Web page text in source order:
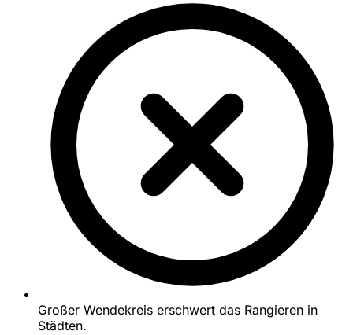
Großer Wendekreis erschwert das Rangieren in
Städten.